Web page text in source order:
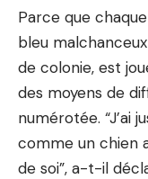
Parce que
bleu
de colonie, est
des moyens de
numérotée. “J’ai
comme un chien
de soi”, a-t-il